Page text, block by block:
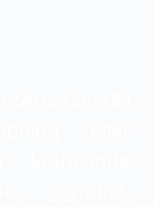
eller
grymma,